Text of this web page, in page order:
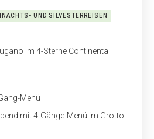
UND SILVESTERREISEN
im 4-Sterne Continental
Menü
mit 4-Gänge-Menü im Grotto